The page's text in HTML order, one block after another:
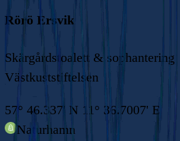
Rörö Ersvik
Skärgårdstoalett & sophantering
Västkuststiftelsen
57° 46.337' N 11° 36.7007' E
Naturhamn